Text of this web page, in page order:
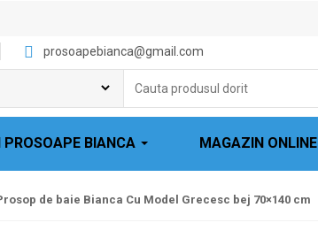
prosoapebianca@gmail.com
produsul
dorit:
PROSOAPE BIANCA MAGAZIN ONLINE
de baie Bianca Cu Model Grecesc bej 70×140 cm